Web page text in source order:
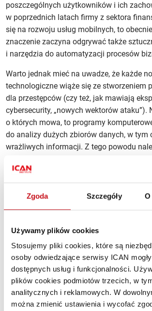
Zgoda Szczegóły
Używamy plików cookies
Stosujemy pliki cookies, które są
osoby odwiedzające serwisy ICAN
dostępnych usług i funkcjonalności.
plików cookies podmiotów trzecich, w
analitycznych i reklamowych. W
można zmienić ustawienia i wycofać
górny
koniec
poszczególnych użytkowników i ich
w poprzednich latach firmy z sektora
się na rozwoju usług mobilnych, to
znaczenie zaczyna odgrywać także
i narzędzia do automatyzacji procesów
Warto jednak mieć na uwadze, że każde
technologiczne wiąże się ze stworzeniem
dla przestępców (czy też, jak mawiają
cybersecurity, „nowych wektorów ataku”).
o których mowa, to programy
do analizy dużych zbiorów danych, w tym
wrażliwych informacji. Z tego powodu
informatycznego przedsiębiorstwa.